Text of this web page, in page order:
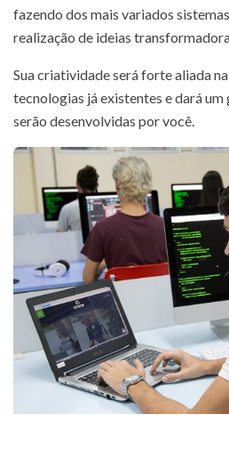
fazendo dos mais variados
realização de ideias
Sua criatividade será forte aliada
tecnologias já existentes e dará um
serão desenvolvidas por você.